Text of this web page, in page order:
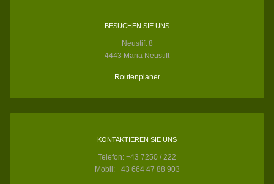
BESUCHEN SIE UNS
Neustift 8
4443 Maria Neustift
Routenplaner
KONTAKTIEREN SIE UNS
Telefon: +43 7250 / 222
Mobil: +43 664 47 88 903